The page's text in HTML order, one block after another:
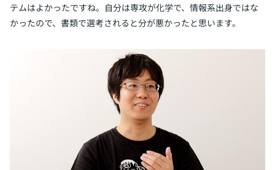
テムはよかったですね。自分は専攻が化学で、情報系出身ではな
かったので、書類で選考されると分が悪かったと思います。